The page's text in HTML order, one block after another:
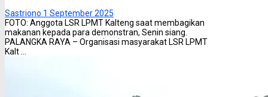
Sastriono 1 September 2025
FOTO: Anggota LSR LPMT Kalteng saat membagikan
makanan kepada para demonstran, Senin siang.
PALANGKA RAYA – Organisasi masyarakat LSR LPMT
Kalt ...